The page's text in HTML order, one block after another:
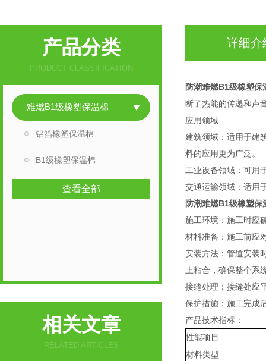
产品分类
PRODUCT CLASSIFICATION
难燃B1级橡塑保温棉
铝箔橡塑保温棉
B1级橡塑保温棉
查看全部
相关文章
RELATED ARTICLES
详细介
防潮难燃B1级橡塑保
断了热能的传递和声
应用领域
建筑领域：适用于建
料的应用更为广泛。
工业设备领域：可用
交通运输领域：适用
防潮难燃B1级橡塑保
施工环境：施工时应
材料准备：施工前应
安装方法：管道安装
上粘合，确保整个
接缝处理：接缝处应
保护措施：施工完成
产品技术指标：
性能项目
材料类型